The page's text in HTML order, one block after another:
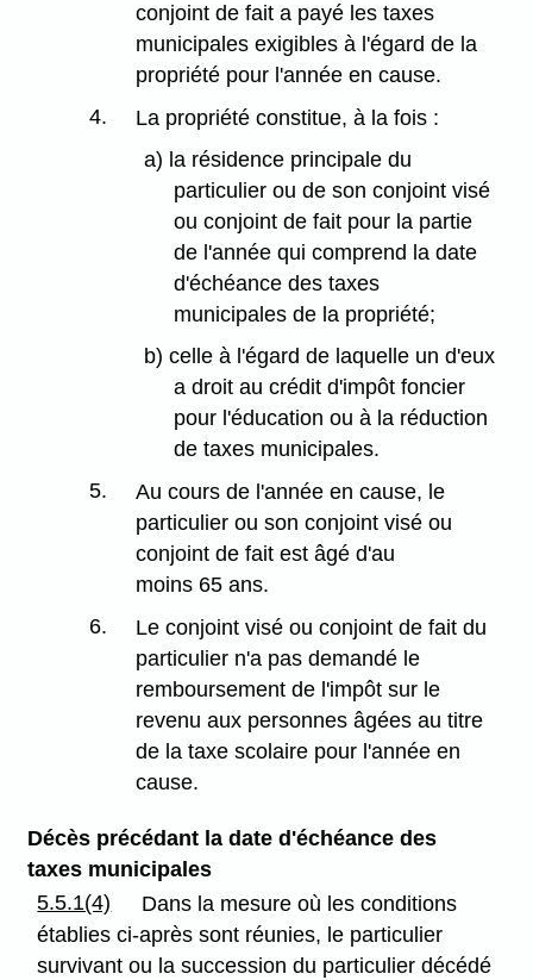
conjoint de fait a payé les taxes
municipales exigibles à l'égard de la
propriété pour l'année en cause.
4.
La propriété constitue, à la fois :
a) la résidence principale du
particulier ou de son conjoint visé
ou conjoint de fait pour la partie
de l'année qui comprend la date
d'échéance des taxes
municipales de la propriété;
b) celle à l'égard de laquelle un d'eux
a droit au crédit d'impôt foncier
pour l'éducation ou à la réduction
de taxes municipales.
5.
Au cours de l'année en cause, le
particulier ou son conjoint visé ou
conjoint de fait est âgé d'au
moins 65 ans.
6.
Le conjoint visé ou conjoint de fait du
particulier n'a pas demandé le
remboursement de l'impôt sur le
revenu aux personnes âgées au titre
de la taxe scolaire pour l'année en
cause.
Décès précédant la date d'échéance des
taxes municipales
5.5.1(4)
Dans la mesure où les conditions
établies ci-après sont réunies, le particulier
survivant ou la succession du particulier décédé